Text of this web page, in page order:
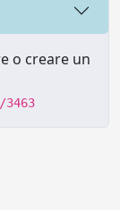
o creare un